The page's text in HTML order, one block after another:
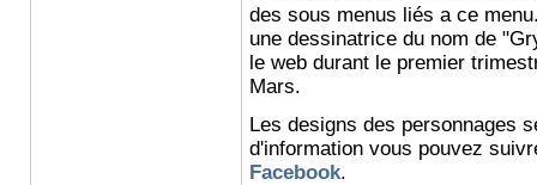
des sous menus liés a ce
une dessinatrice du nom de
le web durant le premier
Mars.
Les designs des personnages
d'information vous pouvez
Facebook.